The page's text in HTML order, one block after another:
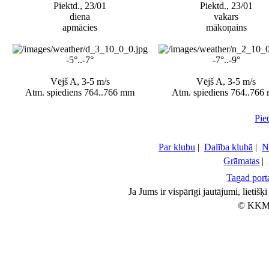
Piektd., 23/01
diena
apmācies
-5°..-7°
Vējš A, 3-5 m/s
Atm. spiediens 764..766 mm
Piektd., 23/01
vakars
mākoņains
-7°..-9°
Vējš A, 3-5 m/s
Atm. spiediens 764..766
Par klubu | Dalība klubā |
Grāmatas |
Tagad
Ja Jums ir vispārīgi jautājumi,
©